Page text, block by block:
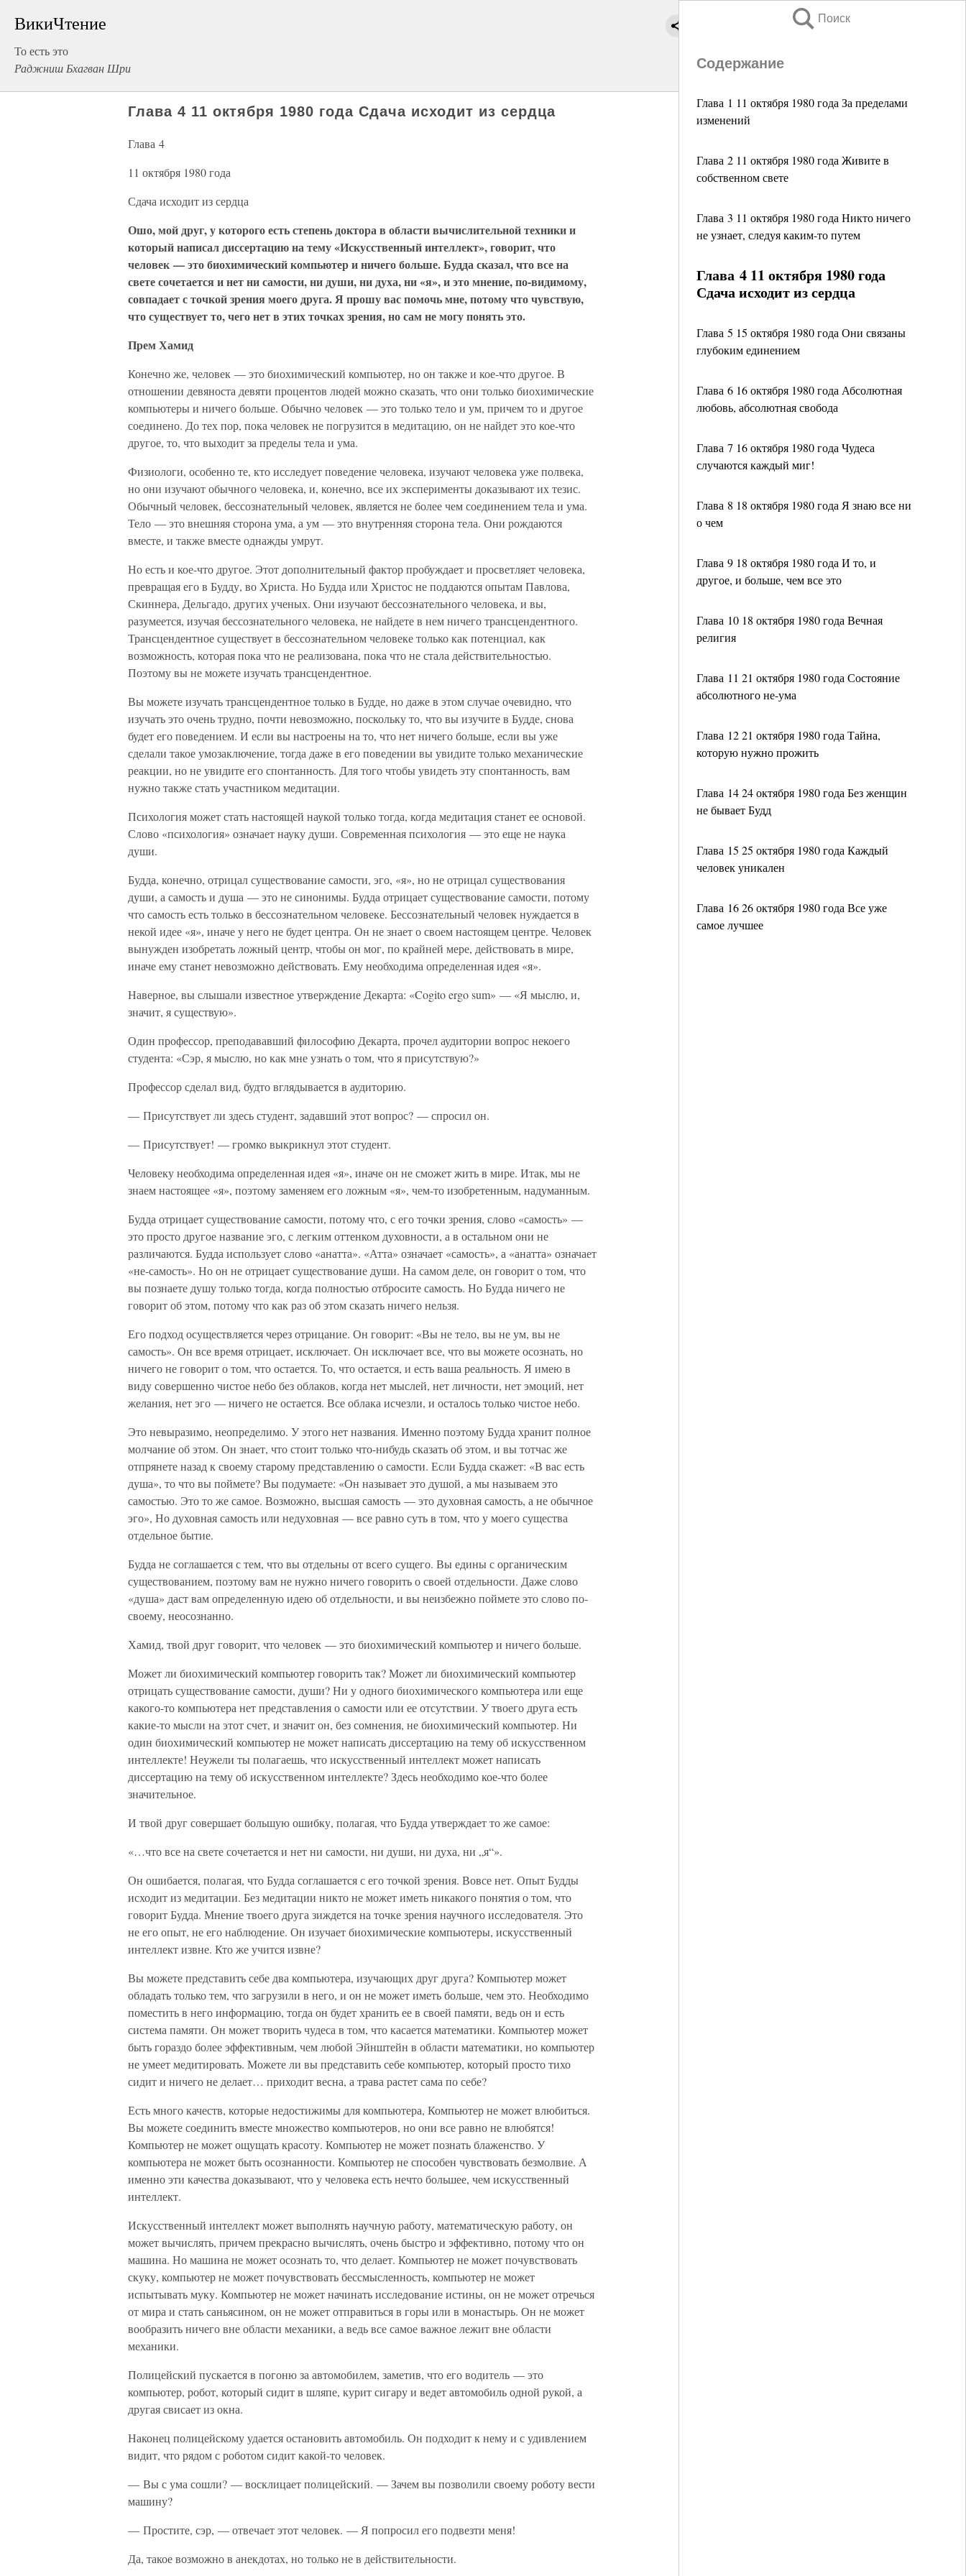
ВикиЧтение
То есть это
Раджниш Бхагван Шри
Поиск
Содержание
Глава 1 11 октября 1980 года За пределами
изменений
Глава 2 11 октября 1980 года Живите в
собственном свете
Глава 3 11 октября 1980 года Никто ничего
не узнает, следуя каким-то путем
Глава 4 11 октября 1980 года
Сдача исходит из сердца
Глава 5 15 октября 1980 года Они связаны
глубоким единением
Глава 6 16 октября 1980 года Абсолютная
любовь, абсолютная свобода
Глава 7 16 октября 1980 года Чудеса
случаются каждый миг!
Глава 8 18 октября 1980 года Я знаю все ни
о чем
Глава 9 18 октября 1980 года И то, и
другое, и больше, чем все это
Глава 10 18 октября 1980 года Вечная
религия
Глава 11 21 октября 1980 года Состояние
абсолютного не-ума
Глава 12 21 октября 1980 года Тайна,
которую нужно прожить
Глава 14 24 октября 1980 года Без женщин
не бывает Будд
Глава 15 25 октября 1980 года Каждый
человек уникален
Глава 16 26 октября 1980 года Все уже
самое лучшее
Глава 4 11 октября 1980 года Сдача исходит из сердца
Глава 4
11 октября 1980 года
Сдача исходит из сердца
Ошо, мой друг, у которого есть степень доктора в области вычислительной техники и
который написал диссертацию на тему «Искусственный интеллект», говорит, что
человек — это биохимический компьютер и ничего больше. Будда сказал, что все на
свете сочетается и нет ни самости, ни души, ни духа, ни «я», и это мнение, по-видимому,
совпадает с точкой зрения моего друга. Я прошу вас помочь мне, потому что чувствую,
что существует то, чего нет в этих точках зрения, но сам не могу понять это.
Прем Хамид
Конечно же, человек — это биохимический компьютер, но он также и кое-что другое. В
отношении девяноста девяти процентов людей можно сказать, что они только биохимические
компьютеры и ничего больше. Обычно человек — это только тело и ум, причем то и другое
соединено. До тех пор, пока человек не погрузится в медитацию, он не найдет это кое-что
другое, то, что выходит за пределы тела и ума.
Физиологи, особенно те, кто исследует поведение человека, изучают человека уже полвека,
но они изучают обычного человека, и, конечно, все их эксперименты доказывают их тезис.
Обычный человек, бессознательный человек, является не более чем соединением тела и ума.
Тело — это внешняя сторона ума, а ум — это внутренняя сторона тела. Они рождаются
вместе, и также вместе однажды умрут.
Но есть и кое-что другое. Этот дополнительный фактор пробуждает и просветляет человека,
превращая его в Будду, во Христа. Но Будда или Христос не поддаются опытам Павлова,
Скиннера, Дельгадо, других ученых. Они изучают бессознательного человека, и вы,
разумеется, изучая бессознательного человека, не найдете в нем ничего трансцендентного.
Трансцендентное существует в бессознательном человеке только как потенциал, как
возможность, которая пока что не реализована, пока что не стала действительностью.
Поэтому вы не можете изучать трансцендентное.
Вы можете изучать трансцендентное только в Будде, но даже в этом случае очевидно, что
изучать это очень трудно, почти невозможно, поскольку то, что вы изучите в Будде, снова
будет его поведением. И если вы настроены на то, что нет ничего больше, если вы уже
сделали такое умозаключение, тогда даже в его поведении вы увидите только механические
реакции, но не увидите его спонтанность. Для того чтобы увидеть эту спонтанность, вам
нужно также стать участником медитации.
Психология может стать настоящей наукой только тогда, когда медитация станет ее основой.
Слово «психология» означает науку души. Современная психология — это еще не наука
души.
Будда, конечно, отрицал существование самости, эго, «я», но не отрицал существования
души, а самость и душа — это не синонимы. Будда отрицает существование самости, потому
что самость есть только в бессознательном человеке. Бессознательный человек нуждается в
некой идее «я», иначе у него не будет центра. Он не знает о своем настоящем центре. Человек
вынужден изобретать ложный центр, чтобы он мог, по крайней мере, действовать в мире,
иначе ему станет невозможно действовать. Ему необходима определенная идея «я».
Наверное, вы слышали известное утверждение Декарта: «Cogito ergo sum» — «Я мыслю, и,
значит, я существую».
Один профессор, преподававший философию Декарта, прочел аудитории вопрос некоего
студента: «Сэр, я мыслю, но как мне узнать о том, что я присутствую?»
Профессор сделал вид, будто вглядывается в аудиторию.
— Присутствует ли здесь студент, задавший этот вопрос? — спросил он.
— Присутствует! — громко выкрикнул этот студент.
Человеку необходима определенная идея «я», иначе он не сможет жить в мире. Итак, мы не
знаем настоящее «я», поэтому заменяем его ложным «я», чем-то изобретенным, надуманным.
Будда отрицает существование самости, потому что, с его точки зрения, слово «самость» —
это просто другое название эго, с легким оттенком духовности, а в остальном они не
различаются. Будда использует слово «анатта». «Атта» означает «самость», а «анатта» означает
«не-самость». Но он не отрицает существование души. На самом деле, он говорит о том, что
вы познаете душу только тогда, когда полностью отбросите самость. Но Будда ничего не
говорит об этом, потому что как раз об этом сказать ничего нельзя.
Его подход осуществляется через отрицание. Он говорит: «Вы не тело, вы не ум, вы не
самость». Он все время отрицает, исключает. Он исключает все, что вы можете осознать, но
ничего не говорит о том, что остается. То, что остается, и есть ваша реальность. Я имею в
виду совершенно чистое небо без облаков, когда нет мыслей, нет личности, нет эмоций, нет
желания, нет эго — ничего не остается. Все облака исчезли, и осталось только чистое небо.
Это невыразимо, неопределимо. У этого нет названия. Именно поэтому Будда хранит полное
молчание об этом. Он знает, что стоит только что-нибудь сказать об этом, и вы тотчас же
отпрянете назад к своему старому представлению о самости. Если Будда скажет: «В вас есть
душа», то что вы поймете? Вы подумаете: «Он называет это душой, а мы называем это
самостью. Это то же самое. Возможно, высшая самость — это духовная самость, а не обычное
эго», Но духовная самость или недуховная — все равно суть в том, что у моего существа
отдельное бытие.
Будда не соглашается с тем, что вы отдельны от всего сущего. Вы едины с органическим
существованием, поэтому вам не нужно ничего говорить о своей отдельности. Даже слово
«душа» даст вам определенную идею об отдельности, и вы неизбежно поймете это слово по-
своему, неосознанно.
Хамид, твой друг говорит, что человек — это биохимический компьютер и ничего больше.
Может ли биохимический компьютер говорить так? Может ли биохимический компьютер
отрицать существование самости, души? Ни у одного биохимического компьютера или еще
какого-то компьютера нет представления о самости или ее отсутствии. У твоего друга есть
какие-то мысли на этот счет, и значит он, без сомнения, не биохимический компьютер. Ни
один биохимический компьютер не может написать диссертацию на тему об искусственном
интеллекте! Неужели ты полагаешь, что искусственный интеллект может написать
диссертацию на тему об искусственном интеллекте? Здесь необходимо кое-что более
значительное.
И твой друг совершает большую ошибку, полагая, что Будда утверждает то же самое:
«…что все на свете сочетается и нет ни самости, ни души, ни духа, ни „я“».
Он ошибается, полагая, что Будда соглашается с его точкой зрения. Вовсе нет. Опыт Будды
исходит из медитации. Без медитации никто не может иметь никакого понятия о том, что
говорит Будда. Мнение твоего друга зиждется на точке зрения научного исследователя. Это
не его опыт, не его наблюдение. Он изучает биохимические компьютеры, искусственный
интеллект извне. Кто же учится извне?
Вы можете представить себе два компьютера, изучающих друг друга? Компьютер может
обладать только тем, что загрузили в него, и он не может иметь больше, чем это. Необходимо
поместить в него информацию, тогда он будет хранить ее в своей памяти, ведь он и есть
система памяти. Он может творить чудеса в том, что касается математики. Компьютер может
быть гораздо более эффективным, чем любой Эйнштейн в области математики, но компьютер
не умеет медитировать. Можете ли вы представить себе компьютер, который просто тихо
сидит и ничего не делает… приходит весна, а трава растет сама по себе?
Есть много качеств, которые недостижимы для компьютера, Компьютер не может влюбиться.
Вы можете соединить вместе множество компьютеров, но они все равно не влюбятся!
Компьютер не может ощущать красоту. Компьютер не может познать блаженство. У
компьютера не может быть осознанности. Компьютер не способен чувствовать безмолвие. А
именно эти качества доказывают, что у человека есть нечто большее, чем искусственный
интеллект.
Искусственный интеллект может выполнять научную работу, математическую работу, он
может вычислять, причем прекрасно вычислять, очень быстро и эффективно, потому что он
машина. Но машина не может осознать то, что делает. Компьютер не может почувствовать
скуку, компьютер не может почувствовать бессмысленность, компьютер не может
испытывать муку. Компьютер не может начинать исследование истины, он не может отречься
от мира и стать саньясином, он не может отправиться в горы или в монастырь. Он не может
вообразить ничего вне области механики, а ведь все самое важное лежит вне области
механики.
Полицейский пускается в погоню за автомобилем, заметив, что его водитель — это
компьютер, робот, который сидит в шляпе, курит сигару и ведет автомобиль одной рукой, а
другая свисает из окна.
Наконец полицейскому удается остановить автомобиль. Он подходит к нему и с удивлением
видит, что рядом с роботом сидит какой-то человек.
— Вы с ума сошли? — восклицает полицейский. — Зачем вы позволили своему роботу вести
машину?
— Простите, сэр, — отвечает этот человек. — Я попросил его подвезти меня!
Да, такое возможно в анекдотах, но только не в действительности.